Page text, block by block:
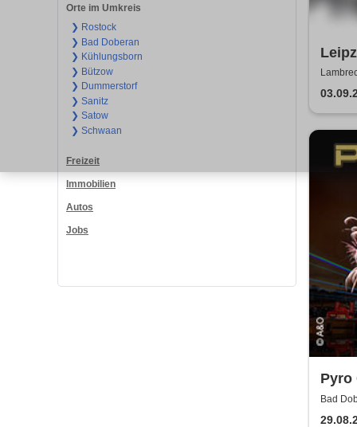
Orte im Umkreis
❯ Rostock
❯ Bad Doberan
❯ Kühlungsborn
❯ Bützow
❯ Dummerstorf
❯ Sanitz
❯ Satow
❯ Schwaan
Freizeit
Immobilien
Autos
Jobs
Pyro
Bad